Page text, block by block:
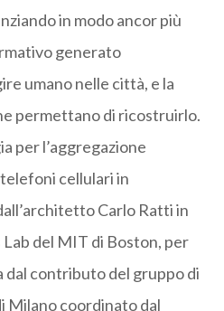
in modo ancor più
generato
umano nelle città, e la
permettano di ricostruirlo.
per l’aggregazione
cellulari in
Carlo Ratti in
Lab del MIT di Boston, per
dal contributo del gruppo di
Milano coordinato dal